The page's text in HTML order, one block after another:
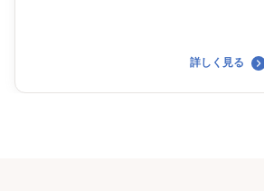
詳しく見る